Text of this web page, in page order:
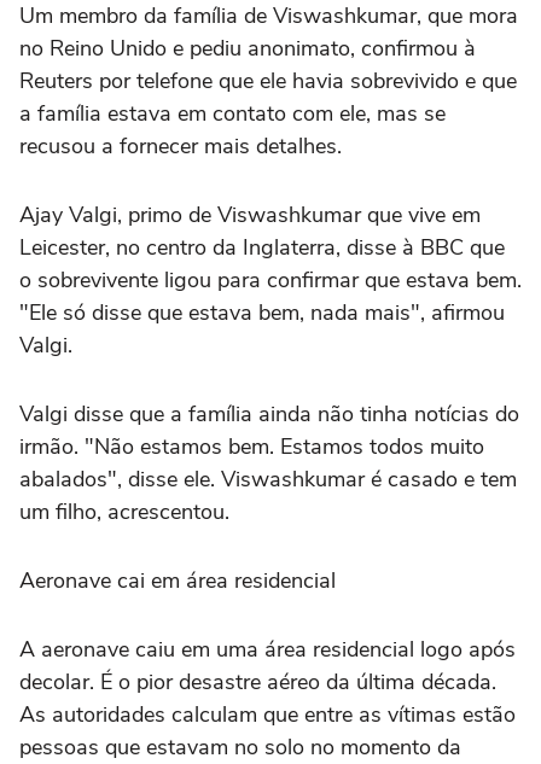
Um membro da família de Viswashkumar, que mora
no Reino Unido e pediu anonimato, confirmou à
Reuters por telefone que ele havia sobrevivido e que
a família estava em contato com ele, mas se
recusou a fornecer mais detalhes.
Ajay Valgi, primo de Viswashkumar que vive em
Leicester, no centro da Inglaterra, disse à BBC que
o sobrevivente ligou para confirmar que estava bem.
"Ele só disse que estava bem, nada mais", afirmou
Valgi.
Valgi disse que a família ainda não tinha notícias do
irmão. "Não estamos bem. Estamos todos muito
abalados", disse ele. Viswashkumar é casado e tem
um filho, acrescentou.
Aeronave cai em área residencial
A aeronave caiu em uma área residencial logo após
decolar. É o pior desastre aéreo da última década.
As autoridades calculam que entre as vítimas estão
pessoas que estavam no solo no momento da